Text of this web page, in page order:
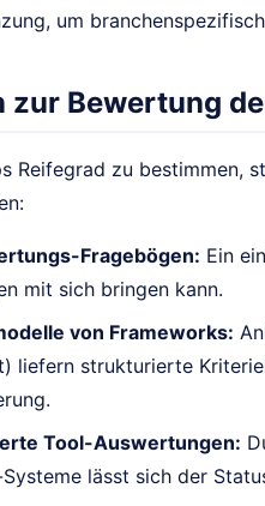
um
zur Bewertung
Reifegrad zu bestimmen,
Fragebögen: Ein
mit sich bringen kann.
von Frameworks:
liefern strukturierte
Tool-Auswertungen:
lässt sich der